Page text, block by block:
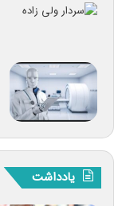
یادداشت